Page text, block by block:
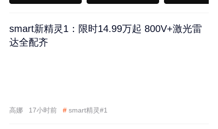
smart新精灵1：限时14.99万起 800V+激光雷
达全配齐
高娜 17小时前 # smart精灵#1